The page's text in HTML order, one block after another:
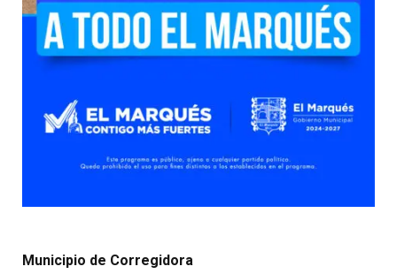
Municipio de Corregidora